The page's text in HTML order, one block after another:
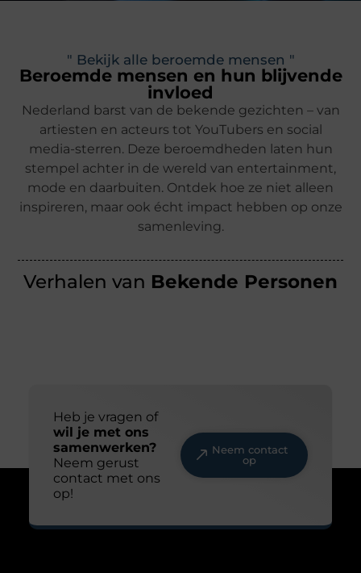
" Bekijk alle beroemde mensen "
Beroemde mensen en hun blijvende
invloed
Nederland barst van de bekende gezichten – van
artiesten en acteurs tot YouTubers en social
media-sterren. Deze beroemdheden laten hun
stempel achter in de wereld van entertainment,
mode en daarbuiten. Ontdek hoe ze niet alleen
inspireren, maar ook écht impact hebben op onze
samenleving.
Verhalen van Bekende Personen
Heb je vragen of
wil je met ons
samenwerken?
Neem gerust
contact met ons
op!
Neem contact
op